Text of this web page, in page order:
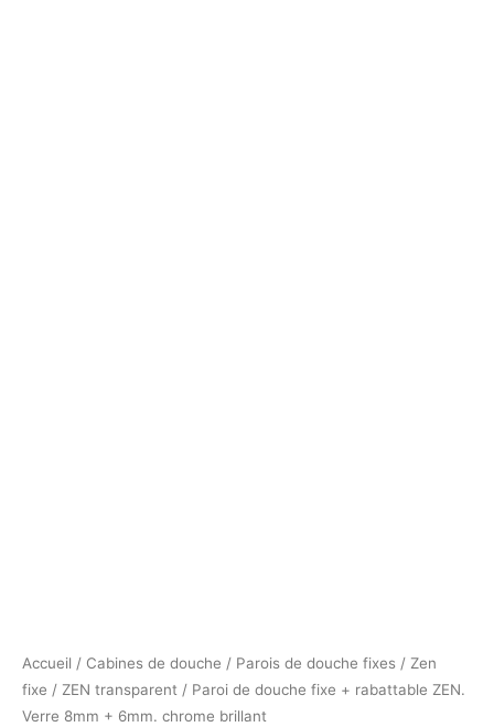
Accueil / Cabines de douche / Parois de douche fixes / Zen
fixe / ZEN transparent / Paroi de douche fixe + rabattable ZEN.
Verre 8mm + 6mm. chrome brillant